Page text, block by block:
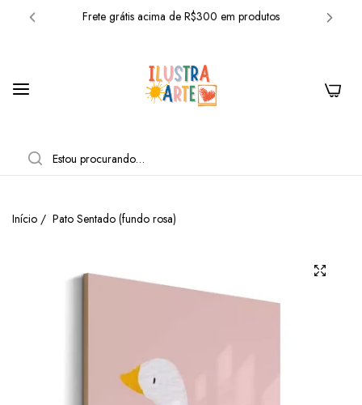
Frete grátis acima de R$300 em produtos
Frete grátis acima de R$300 em produtos
10% OFF com o cupom: BEMVINDO
Frete grátis acima de R$300 em produtos
Frete grátis acima de R$300 em produtos
Início / Pato Sentado (fundo rosa)